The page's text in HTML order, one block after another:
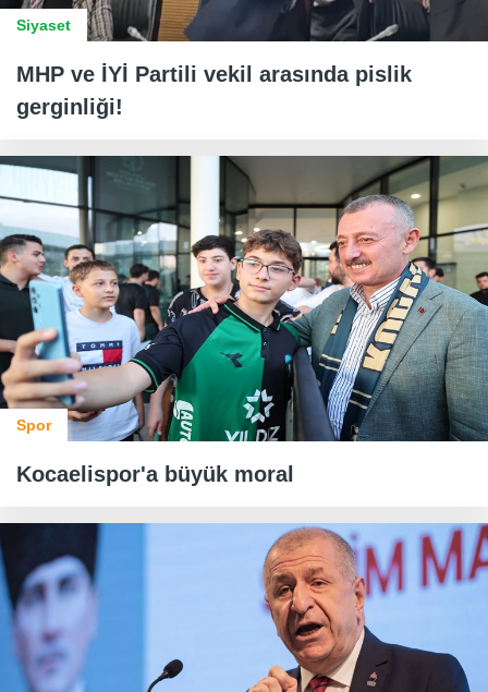
Siyaset
MHP ve İYİ Partili vekil arasında pislik
gerginliği!
Spor
Kocaelispor'a büyük moral